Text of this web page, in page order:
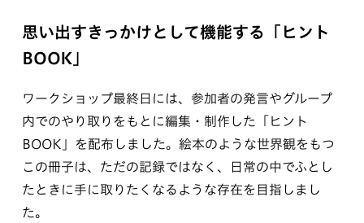
思い出すきっかけとして機能する「ヒント
BOOK」
ワークショップ最終日には、参加者の発言やグループ
内でのやり取りをもとに編集・制作した「ヒント
BOOK」を配布しました。絵本のような世界観をもつ
この冊子は、ただの記録ではなく、日常の中でふとし
たときに手に取りたくなるような存在を目指しまし
た。